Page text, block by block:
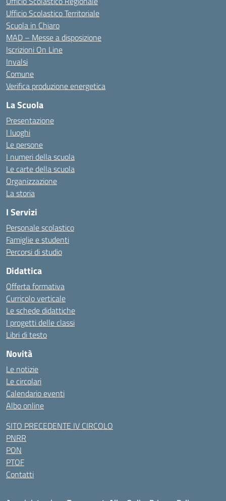
Ufficio Scolastico Territoriale
Scuola in Chiaro
MAD – Messe a disposizione
Iscrizioni On Line
Invalsi
Comune
Verifica produzione energetica
La Scuola
Presentazione
I luoghi
Le persone
I numeri della scuola
Le carte della scuola
Organizzazione
La storia
I Servizi
Personale scolastico
Famiglie e studenti
Percorsi di studio
Didattica
Offerta formativa
Curricolo verticale
Le schede didattiche
I progetti delle classi
Libri di testo
Novità
Le notizie
Le circolari
Calendario eventi
Albo online
SITO PRECEDENTE IV CIRCOLO
PNRR
PON
PTOF
Contatti